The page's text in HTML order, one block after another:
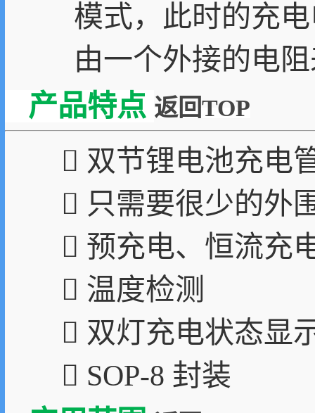
模式，此时的充
由一个外接的电
产品特点 返回TOP
 双节锂电池充电
 只需要很少的外
 预充电、恒流充
 温度检测
 双灯充电状态显
 SOP-8 封装